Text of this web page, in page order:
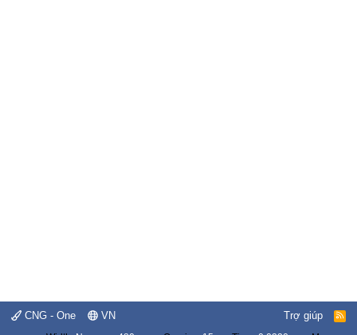
CNG - One VN Trợ giúp
R